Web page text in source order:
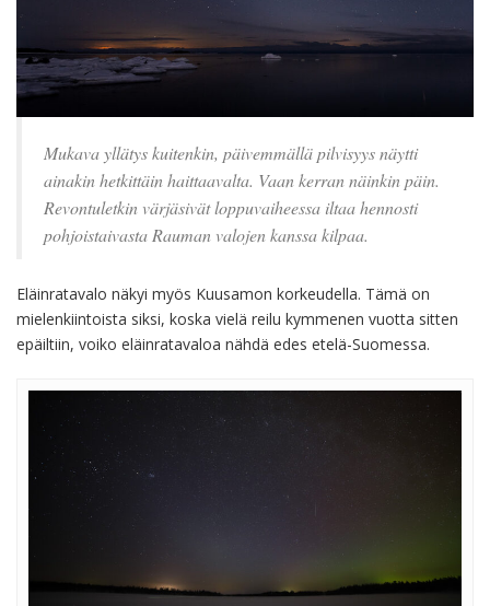
Mukava yllätys kuitenkin, päivemmällä pilvisyys näytti
ainakin hetkittäin haittaavalta. Vaan kerran näinkin päin.
Revontuletkin värjäsivät loppuvaiheessa iltaa hennosti
pohjoistaivasta Rauman valojen kanssa kilpaa.
Eläinratavalo näkyi myös Kuusamon korkeudella. Tämä on
mielenkiintoista siksi, koska vielä reilu kymmenen vuotta sitten
epäiltiin, voiko eläinratavaloa nähdä edes etelä-Suomessa.